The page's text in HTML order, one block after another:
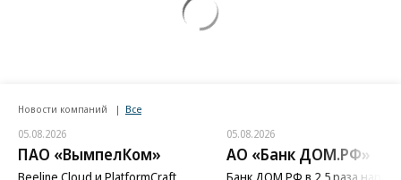
Новости компаний Все
05.08.2026
ПАО «ВымпелКом»
05.08.2026
АО «Банк ДОМ.РФ»